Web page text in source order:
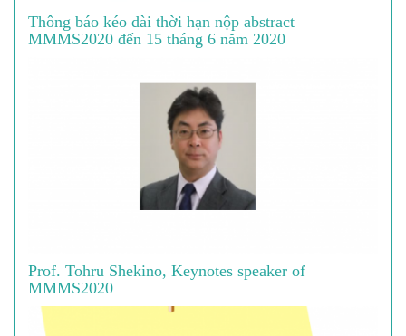
Thông báo kéo dài thời hạn nộp abstract
MMMS2020 đến 15 tháng 6 năm 2020
Prof. Tohru Shekino, Keynotes speaker of
MMMS2020